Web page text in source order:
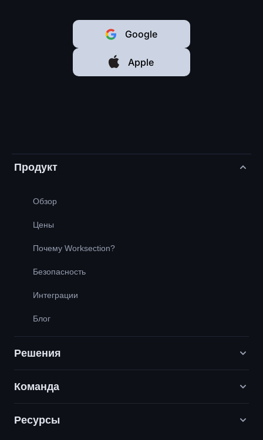
Google
Apple
Продукт
Обзор
Цены
Почему Worksection?
Безопасность
Интеграции
Блог
Решения
Digital-маркетинговые агентства
Команда
Вакансии
Ресурсы